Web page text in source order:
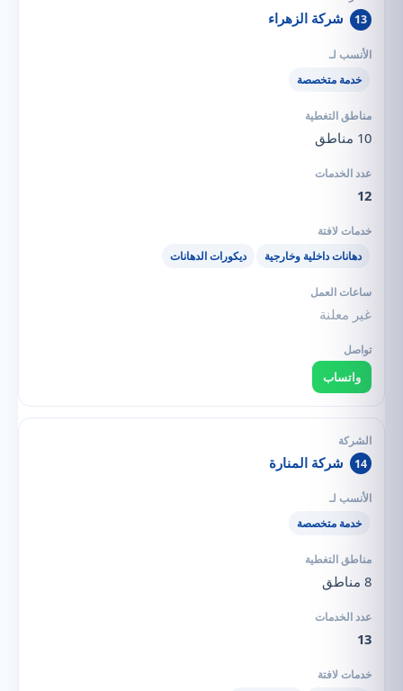
13 شركة الزهراء
خدمة متخصصة
10 مناطق
12
دهانات داخلية وخارجية ديكورات الدهانات
غير معلنة
واتساب
14 شركة المنارة
خدمة متخصصة
8 مناطق
13